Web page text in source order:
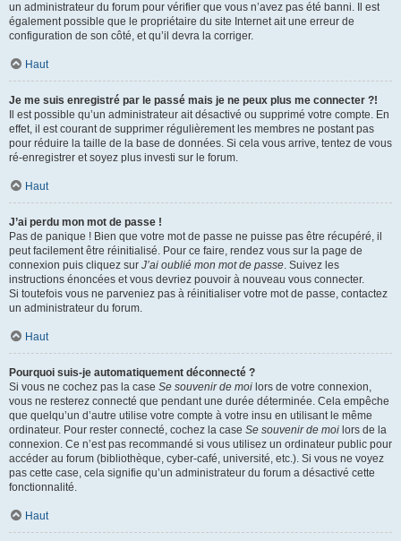
un administrateur du forum pour vérifier que vous n’avez pas été banni. Il est
également possible que le propriétaire du site Internet ait une erreur de
configuration de son côté, et qu’il devra la corriger.
Haut
Je me suis enregistré par le passé mais je ne peux plus me connecter ?!
Il est possible qu’un administrateur ait désactivé ou supprimé votre compte. En
effet, il est courant de supprimer régulièrement les membres ne postant pas
pour réduire la taille de la base de données. Si cela vous arrive, tentez de vous
ré-enregistrer et soyez plus investi sur le forum.
Haut
J’ai perdu mon mot de passe !
Pas de panique ! Bien que votre mot de passe ne puisse pas être récupéré, il
peut facilement être réinitialisé. Pour ce faire, rendez vous sur la page de
connexion puis cliquez sur J’ai oublié mon mot de passe. Suivez les
instructions énoncées et vous devriez pouvoir à nouveau vous connecter.
Si toutefois vous ne parveniez pas à réinitialiser votre mot de passe, contactez
un administrateur du forum.
Haut
Pourquoi suis-je automatiquement déconnecté ?
Si vous ne cochez pas la case Se souvenir de moi lors de votre connexion,
vous ne resterez connecté que pendant une durée déterminée. Cela empêche
que quelqu’un d’autre utilise votre compte à votre insu en utilisant le même
ordinateur. Pour rester connecté, cochez la case Se souvenir de moi lors de la
connexion. Ce n’est pas recommandé si vous utilisez un ordinateur public pour
accéder au forum (bibliothèque, cyber-café, université, etc.). Si vous ne voyez
pas cette case, cela signifie qu’un administrateur du forum a désactivé cette
fonctionnalité.
Haut